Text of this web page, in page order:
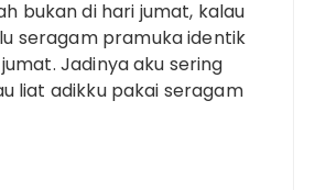
bukan di hari jumat, kalau
seragam pramuka identik
Jadinya aku sering
liat adikku pakai seragam